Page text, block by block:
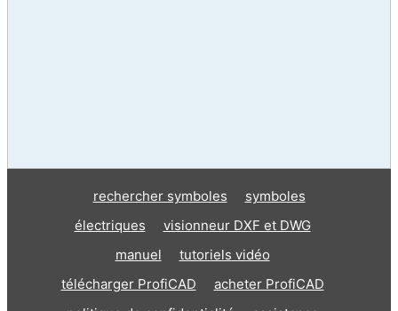
rechercher symboles
symboles
électriques
visionneur DXF et DWG
manuel
tutoriels vidéo
télécharger ProfiCAD
acheter ProfiCAD